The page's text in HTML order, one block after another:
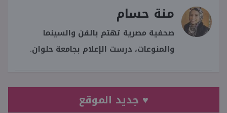
منة حسام
صحفية مصرية تهتم بالفن والسينما
والمنوعات، درست الإعلام بجامعة حلوان.
♥ جديد الموقع